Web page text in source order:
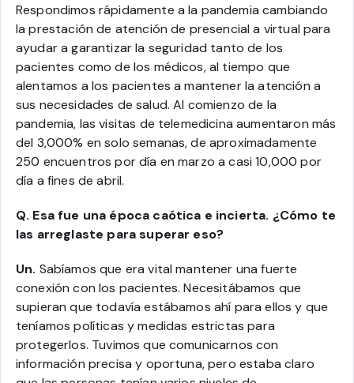
Respondimos rápidamente a la pandemia cambiando
la prestación de atención de presencial a virtual para
ayudar a garantizar la seguridad tanto de los
pacientes como de los médicos, al tiempo que
alentamos a los pacientes a mantener la atención a
sus necesidades de salud. Al comienzo de la
pandemia, las visitas de telemedicina aumentaron más
del 3,000% en solo semanas, de aproximadamente
250 encuentros por día en marzo a casi 10,000 por
día a fines de abril.
Q. Esa fue una época caótica e incierta. ¿Cómo te
las arreglaste para superar eso?
Un. Sabíamos que era vital mantener una fuerte
conexión con los pacientes. Necesitábamos que
supieran que todavía estábamos ahí para ellos y que
teníamos políticas y medidas estrictas para
protegerlos. Tuvimos que comunicarnos con
información precisa y oportuna, pero estaba claro